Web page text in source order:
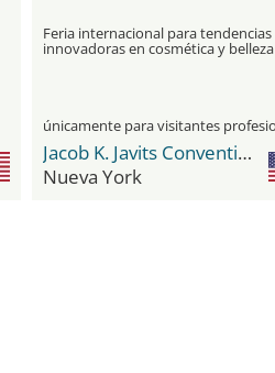
Feria internacional para tendencias
innovadoras en cosmética y belleza
Jacob K. Javits Convention Center
Nueva York